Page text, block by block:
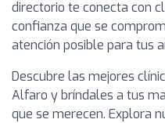
directorio te conecta con
confianza que se
atención posible para tus
Descubre las mejores
Alfaro y bríndales a tus
que se merecen. Explora